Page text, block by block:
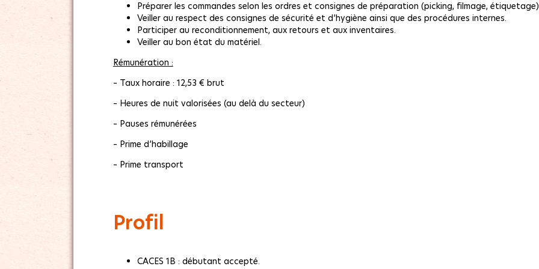
Préparer les commandes selon les ordres et consignes de préparation (picking, filmage,
Veiller au respect des consignes de sécurité et d’hygiène ainsi que des procédures internes.
Participer au reconditionnement, aux retours et aux inventaires.
Veiller au bon état du matériel.
Rémunération :
– Taux horaire : 12,53 € brut
– Heures de nuit valorisées (au delà du secteur)
– Pauses rémunérées
– Prime d’habillage
– Prime transport
Profil
CACES 1B : débutant accepté.